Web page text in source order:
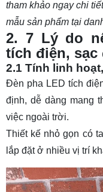
hiện nay
Mẫu 1: Đèn pha
Mẫu 2: Đèn pha
Mẫu 3: Đèn pha
Mẫu 4: Đèn pha
Mẫu 5: Đèn pha
Mẫu 6: Đèn pha
Mẫu 7: Đèn pha
Mẫu 8: Đèn pha
tham khảo ngay chi
mẫu sản phẩm tại
2. 7 Lý do
tích điện, sạc
2.1 Tính linh
Đèn pha LED tích
định, dễ dàng mang
việc ngoài trời.
Thiết kế nhỏ gọn có
lắp đặt ở nhiều vị trí